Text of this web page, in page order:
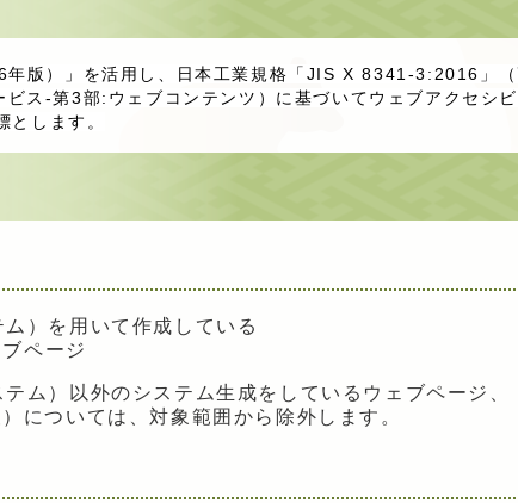
版）」を活用し、日本工業規格「JIS X 8341-3:2016」（
ス-第3部:ウェブコンテンツ）に基づいてウェブアクセシビ
します。
）を用いて作成している
ページ
ム）以外のシステム生成をしているウェブページ、
については、対象範囲から除外します。